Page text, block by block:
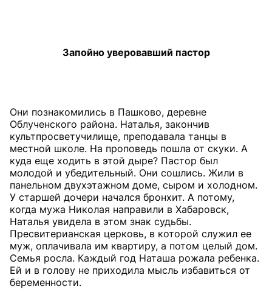
Запойно уверовавший пастор
Они познакомились в Пашково, деревне
Облученского района. Наталья, закончив
культпросветучилище, преподавала танцы в
местной школе. На проповедь пошла от скуки. А
куда еще ходить в этой дыре? Пастор был
молодой и убедительный. Они сошлись. Жили в
панельном двухэтажном доме, сыром и холодном.
У старшей дочери начался бронхит. А потому,
когда мужа Николая направили в Хабаровск,
Наталья увидела в этом знак судьбы.
Пресвитерианская церковь, в которой служил ее
муж, оплачивала им квартиру, а потом целый дом.
Семья росла. Каждый год Наташа рожала ребенка.
Ей и в голову не приходила мысль избавиться от
беременности.